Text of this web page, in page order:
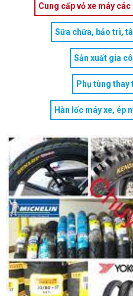
Cung cấp vỏ xe máy các
Sữa chữa, bảo trì,
Sản xuất gia
Phụ tùng thay
Hàn lốc máy xe, ép